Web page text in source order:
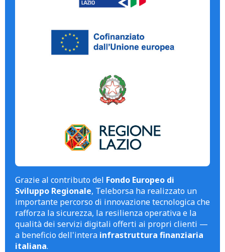
Grazie al contributo del Fondo Europeo di
Sviluppo Regionale, Teleborsa ha realizzato un
importante percorso di innovazione tecnologica che
rafforza la sicurezza, la resilienza operativa e la
qualità dei servizi digitali offerti ai propri clienti —
a beneficio dell'intera infrastruttura finanziaria
italiana.